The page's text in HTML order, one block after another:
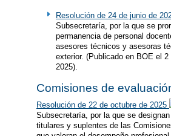
Resolución de 24 de junio de
Subsecretaría, por la que se
permanencia de personal
asesores técnicos y asesoras
exterior. (Publicado en BOE el 2
2025).
Comisiones de
Resolución de 22 de octubre de 2025
Subsecretaría, por la que se
titulares y suplentes de las